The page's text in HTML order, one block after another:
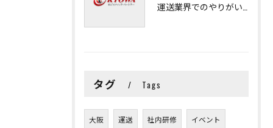
タグ Tags
大阪 運送 社内研修 イベント